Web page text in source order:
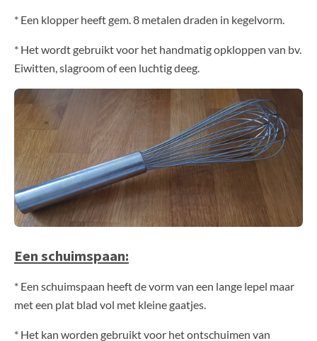
* Een klopper heeft gem. 8 metalen draden in kegelvorm.
* Het wordt gebruikt voor het handmatig opkloppen van bv.
Eiwitten, slagroom of een luchtig deeg.
Een schuimspaan:
* Een schuimspaan heeft de vorm van een lange lepel maar
met een plat blad vol met kleine gaatjes.
* Het kan worden gebruikt voor het ontschuimen van